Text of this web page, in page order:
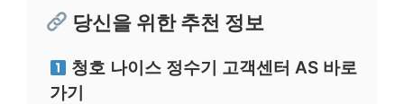
당신을 위한 추천 정보
청호 나이스 정수기 고객센터 AS 바로
가기